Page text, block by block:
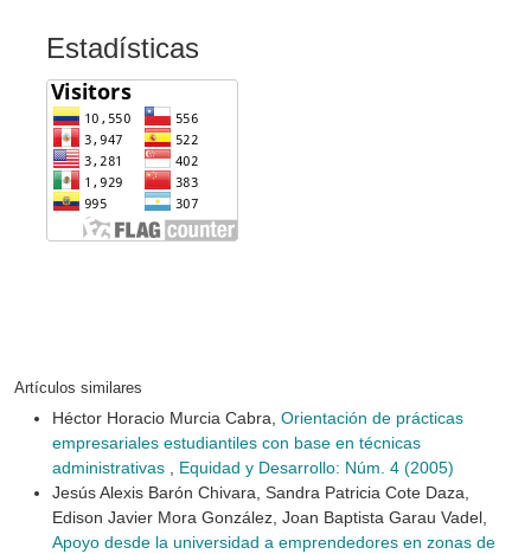
Estadísticas
Artículos similares
Héctor Horacio Murcia Cabra, Orientación de prácticas
empresariales estudiantiles con base en técnicas
administrativas , Equidad y Desarrollo: Núm. 4 (2005)
Jesús Alexis Barón Chivara, Sandra Patricia Cote Daza,
Edison Javier Mora González, Joan Baptista Garau Vadel,
Apoyo desde la universidad a emprendedores en zonas de